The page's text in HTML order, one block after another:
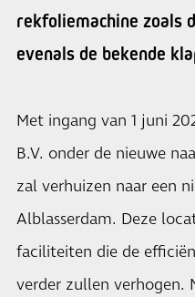
rekfoliemachine zoals
evenals de bekende
Met ingang van 1 juni
B.V. onder de nieuwe
zal verhuizen naar een
Alblasserdam. Deze
faciliteiten die de
verder zullen verhogen.